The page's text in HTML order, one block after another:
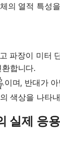
의 열적 특성
파장이 미터
합니다.
이며, 반대가
색상을 나타
실제 응용